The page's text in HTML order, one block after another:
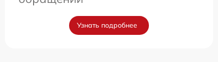
Узнать подробнее